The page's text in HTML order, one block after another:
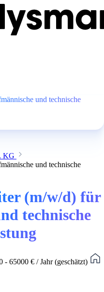
und technische
KG
und technische
(m/w/d) für
technische
- 65000 € / Jahr (geschätzt)